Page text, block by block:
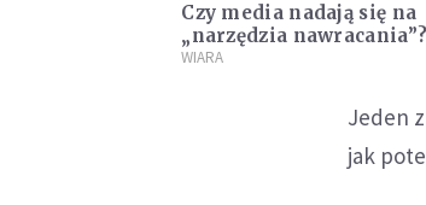
Czy media nadają się na
„narzędzia
należy po nie sięgać?
WIARA
Jeden
jak